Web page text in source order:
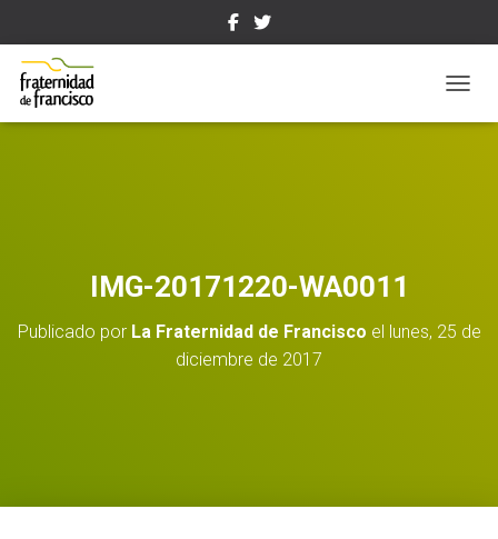
IMG-20171220-WA0011
Publicado por La Fraternidad de Francisco el lunes, 25 de
diciembre de 2017